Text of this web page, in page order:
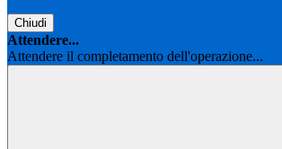
Chiudi
Attendere...
Attendere il completamento dell'operazione...